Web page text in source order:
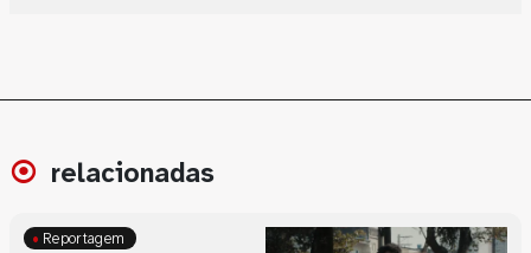
relacionadas
Reportagem